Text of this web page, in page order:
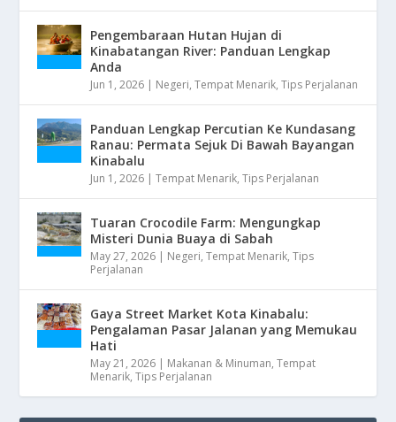
Pengembaraan Hutan Hujan di
Kinabatangan River: Panduan Lengkap
Anda
Jun 1, 2026 | Negeri,Tempat Menarik,Tips Perjalanan
Panduan Lengkap Percutian Ke Kundasang
Ranau: Permata Sejuk Di Bawah Bayangan
Kinabalu
Jun 1, 2026 |Tempat Menarik,Tips Perjalanan
Tuaran Crocodile Farm: Mengungkap
Misteri Dunia Buaya di Sabah
May 27, 2026 | Negeri,Tempat Menarik,Tips
Perjalanan
Gaya Street Market Kota Kinabalu:
Pengalaman Pasar Jalanan yang Memukau
Hati
May 21, 2026 | Makanan & Minuman,Tempat
Menarik,Tips Perjalanan